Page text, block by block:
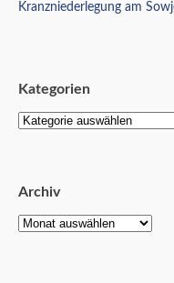
Kranzniederlegung am
Kategorien
Archiv